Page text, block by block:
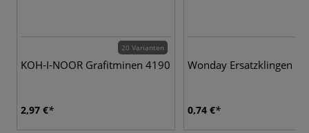
20 Varianten
KOH-I-NOOR Grafitminen 4190
2,97 €
Wonday Ersatzklingen
0,74 €